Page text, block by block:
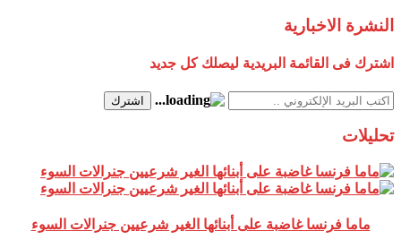
النشرة الاخبارية
اشترك فى القائمة البريدية ليصلك كل جديد
اشترك
تحليلات
ماما فرنسا غاضبة على أبنائها الغير شرعيين جنرالات السوء